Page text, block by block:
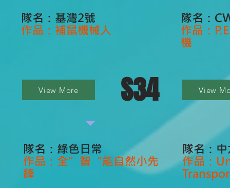
隊名：基灣2號
作品：補鼠機械人
View More S34
隊名：綠色日常
作品：全”智“能自然小先
鋒
隊名：
作品：
機
View
隊名：
作品：